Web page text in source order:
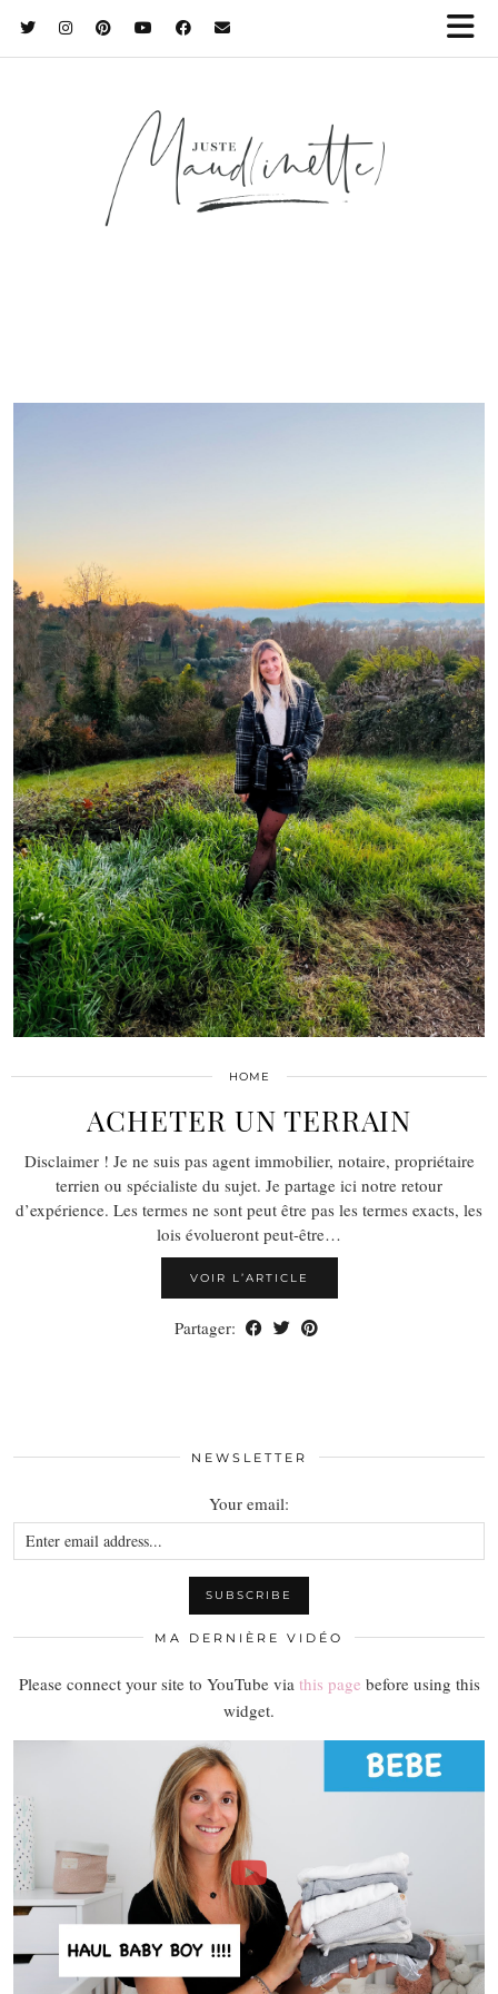
HOME
ACHETER UN TERRAIN
Disclaimer ! Je ne suis pas agent immobilier, notaire, propriétaire
terrien ou spécialiste du sujet. Je partage ici notre retour
d’expérience. Les termes ne sont peut être pas les termes exacts, les
lois évolueront peut-être…
VOIR L’ARTICLE
Partager:
NEWSLETTER
Your email:
MA DERNIÈRE VIDÉO
Please connect your site to YouTube via this page before using this
widget.